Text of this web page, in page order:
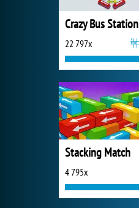
Crazy Bus Station
22 797x
Stacking Match
4 795x